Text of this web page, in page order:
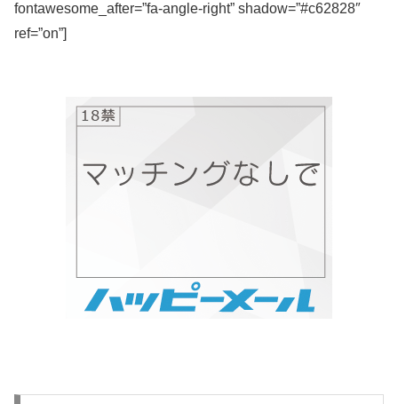
fontawesome_after=”fa-angle-right” shadow=”#c62828″
ref=”on”]